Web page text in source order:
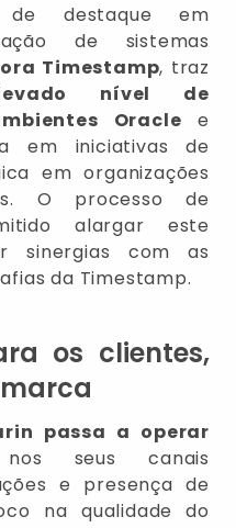
destaque em
de sistemas
Timestamp, traz
nível de
Oracle e
em iniciativas de
em organizações
O processo de
alargar este
sinergias com as
da Timestamp.
os clientes,
passa a operar
seus canais
e presença de
na qualidade do